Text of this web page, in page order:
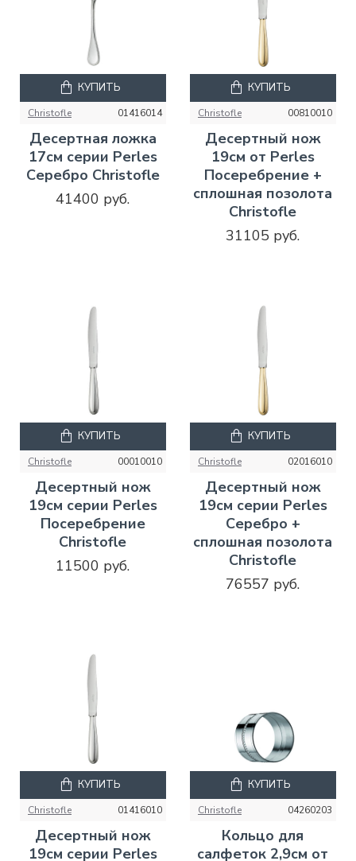
Christofle 01416014
Десертная ложка
17см серии Perles
Серебро Christofle
41400 руб.
КУПИТЬ
Christofle 00810010
Десертный нож
19см от Perles
Посеребрение +
сплошная позолота
Christofle
31105 руб.
КУПИТЬ
Christofle 00010010
Десертный нож
19см серии Perles
Посеребрение
Christofle
11500 руб.
КУПИТЬ
Christofle 02016010
Десертный нож
19см серии Perles
Серебро +
сплошная позолота
Christofle
76557 руб.
КУПИТЬ
Christofle 01416010
Десертный нож
19см серии Perles
КУПИТЬ
Christofle 04260203
Кольцо для
салфеток 2,9см от
КУПИТЬ